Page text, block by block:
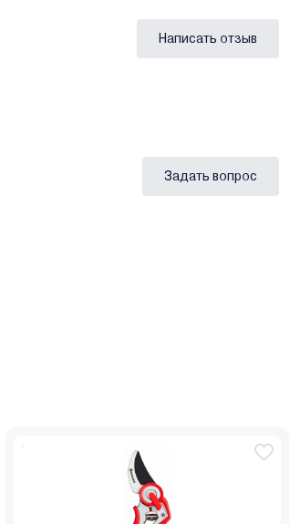
Написать отзыв
Задать вопрос